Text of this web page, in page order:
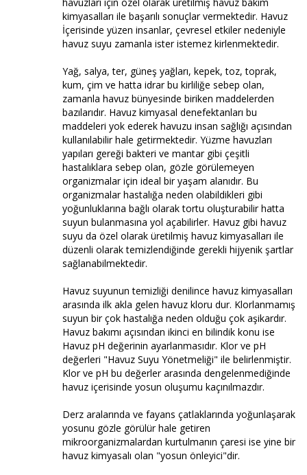
kimyasalları ile başarılı sonuçlar vermektedir. Havuz
İçerisinde yüzen insanlar, çevresel etkiler nedeniyle
havuz suyu zamanla ister istemez kirlenmektedir.
Yağ, salya, ter, güneş yağları, kepek, toz, toprak,
kum, çim ve hatta idrar bu kirliliğe sebep olan,
zamanla havuz bünyesinde biriken maddelerden
bazılarıdır. Havuz kimyasal denefektanları bu
maddeleri yok ederek havuzu insan sağlığı açısından
kullanılabilir hale getirmektedir. Yüzme havuzları
yapıları gereği bakteri ve mantar gibi çeşitli
hastalıklara sebep olan, gözle görülemeyen
organizmalar için ideal bir yaşam alanıdır. Bu
organizmalar hastalığa neden olabildikleri gibi
yoğunluklarına bağlı olarak tortu oluşturabilir hatta
suyun bulanmasına yol açabilirler. Havuz gibi havuz
suyu da özel olarak üretilmiş havuz kimyasalları ile
düzenli olarak temizlendiğinde gerekli hijyenik şartlar
sağlanabilmektedir.
Havuz suyunun temizliği denilince havuz kimyasalları
arasında ilk akla gelen havuz kloru dur. Klorlanmamış
suyun bir çok hastalığa neden olduğu çok aşikardır.
Havuz bakımı açısından ikinci en bilindik konu ise
Havuz pH değerinin ayarlanmasıdır. Klor ve pH
değerleri "Havuz Suyu Yönetmeliği" ile belirlenmiştir.
Klor ve pH bu değerler arasında dengelenmediğinde
havuz içerisinde yosun oluşumu kaçınılmazdır.
Derz aralarında ve fayans çatlaklarında yoğunlaşarak
yosunu gözle görülür hale getiren
mikroorganizmalardan kurtulmanın çaresi ise yine bir
havuz kimyasalı olan "yosun önleyici"dir.